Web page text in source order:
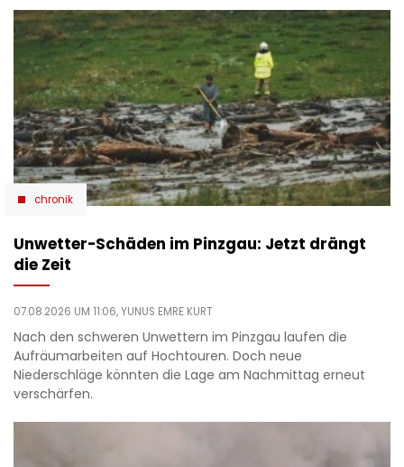
chronik
Unwetter-Schäden im Pinzgau: Jetzt drängt
die Zeit
07.08.2026 UM 11:06,YUNUS EMRE KURT
Nach den schweren Unwettern im Pinzgau laufen die
Aufräumarbeiten auf Hochtouren. Doch neue
Niederschläge könnten die Lage am Nachmittag erneut
verschärfen.